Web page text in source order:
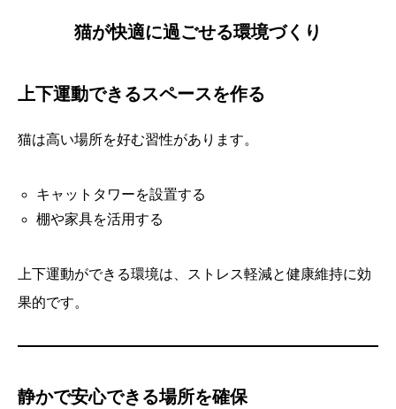
猫が快適に過ごせる環境づくり
上下運動できるスペースを作る
猫は高い場所を好む習性があります。
キャットタワーを設置する
棚や家具を活用する
上下運動ができる環境は、ストレス軽減と健康維持に効
果的です。
静かで安心できる場所を確保